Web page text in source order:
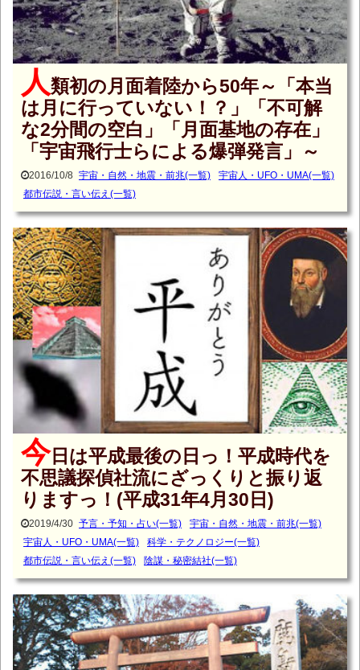
人類初の月面着陸から50年～「本当
は月に行っていない！？」「不可解
な2分間の空白」「月面基地の存在」
「宇宙飛行士らによる爆弾発言」～
2016/10/8 宇宙・自然・地震・前兆(一覧)
宇宙人・UFO・UMA(一覧)
都市伝説・言い伝え(一覧)
今日は平成最後の日っ！平成時代を
不思議探偵社流にざっくりと振り返
りますっ！(平成31年4月30日)
2019/4/30 予言・予知・占い(一覧)
宇宙・自然・地震・前兆(一覧)
宇宙人・UFO・UMA(一覧)
科学・テクノロジー(一覧)
都市伝説・言い伝え(一覧)
陰謀・秘密結社(一覧)